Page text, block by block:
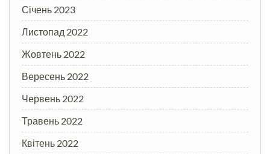
Січень 2023
Листопад 2022
Жовтень 2022
Вересень 2022
Червень 2022
Травень 2022
Квітень 2022